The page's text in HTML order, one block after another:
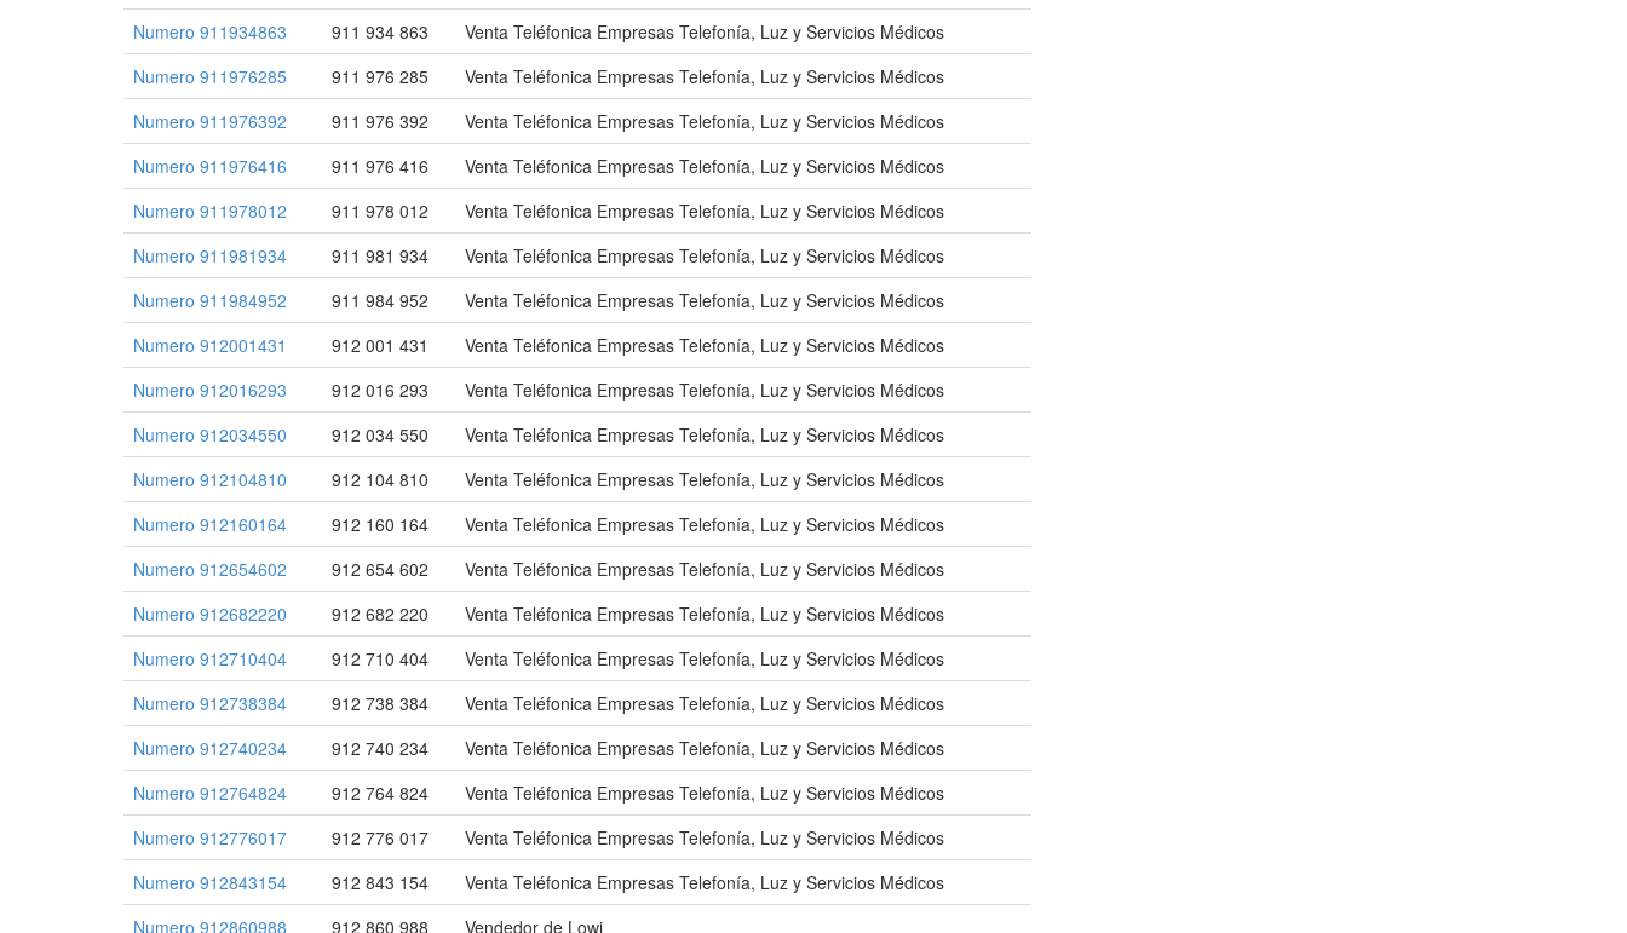
Numero 911934863
911 934 863
Venta Teléfonica Empresas Telefonía, Luz y Servicios Médicos
Numero 911976285
911 976 285
Venta Teléfonica Empresas Telefonía, Luz y Servicios Médicos
Numero 911976392
911 976 392
Venta Teléfonica Empresas Telefonía, Luz y Servicios Médicos
Numero 911976416
911 976 416
Venta Teléfonica Empresas Telefonía, Luz y Servicios Médicos
Numero 911978012
911 978 012
Venta Teléfonica Empresas Telefonía, Luz y Servicios Médicos
Numero 911981934
911 981 934
Venta Teléfonica Empresas Telefonía, Luz y Servicios Médicos
Numero 911984952
911 984 952
Venta Teléfonica Empresas Telefonía, Luz y Servicios Médicos
Numero 912001431
912 001 431
Venta Teléfonica Empresas Telefonía, Luz y Servicios Médicos
Numero 912016293
912 016 293
Venta Teléfonica Empresas Telefonía, Luz y Servicios Médicos
Numero 912034550
912 034 550
Venta Teléfonica Empresas Telefonía, Luz y Servicios Médicos
Numero 912104810
912 104 810
Venta Teléfonica Empresas Telefonía, Luz y Servicios Médicos
Numero 912160164
912 160 164
Venta Teléfonica Empresas Telefonía, Luz y Servicios Médicos
Numero 912654602
912 654 602
Venta Teléfonica Empresas Telefonía, Luz y Servicios Médicos
Numero 912682220
912 682 220
Venta Teléfonica Empresas Telefonía, Luz y Servicios Médicos
Numero 912710404
912 710 404
Venta Teléfonica Empresas Telefonía, Luz y Servicios Médicos
Numero 912738384
912 738 384
Venta Teléfonica Empresas Telefonía, Luz y Servicios Médicos
Numero 912740234
912 740 234
Venta Teléfonica Empresas Telefonía, Luz y Servicios Médicos
Numero 912764824
912 764 824
Venta Teléfonica Empresas Telefonía, Luz y Servicios Médicos
Numero 912776017
912 776 017
Venta Teléfonica Empresas Telefonía, Luz y Servicios Médicos
Numero 912843154
912 843 154
Venta Teléfonica Empresas Telefonía, Luz y Servicios Médicos
Numero 912860988
912 860 988 Vendedor de Lowi